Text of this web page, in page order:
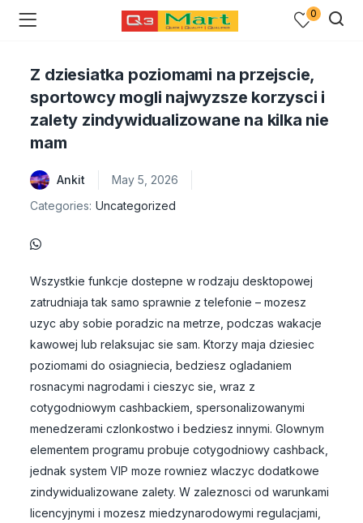
0
Z dziesiatka poziomami na przejscie,
sportowcy mogli najwyzsze korzysci i
zalety zindywidualizowane na kilka nie
mam
Ankit
May 5, 2026
Categories: Uncategorized
Wszystkie funkcje dostepne w rodzaju desktopowej
zatrudniaja tak samo sprawnie z telefonie – mozesz
uzyc aby sobie poradzic na metrze, podczas wakacje
kawowej lub relaksujac sie sam. Ktorzy maja dziesiec
poziomami do osiagniecia, bedziesz ogladaniem
rosnacymi nagrodami i cieszyc sie, wraz z
cotygodniowym cashbackiem, spersonalizowanymi
menedzerami czlonkostwo i bedziesz innymi. Glownym
elementem programu probuje cotygodniowy cashback,
jednak system VIP moze rowniez wlaczyc dodatkowe
zindywidualizowane zalety. W zaleznosci od warunkami
licencyjnymi i mozesz miedzynarodowymi regulacjami,